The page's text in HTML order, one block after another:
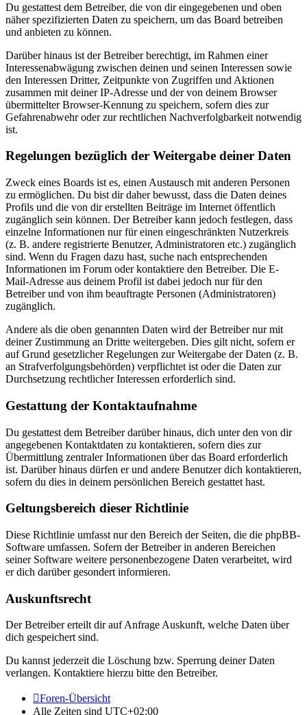
Du gestattest dem Betreiber, die von dir eingegebenen und oben
näher spezifizierten Daten zu speichern, um das Board betreiben
und anbieten zu können.
Darüber hinaus ist der Betreiber berechtigt, im Rahmen einer
Interessenabwägung zwischen deinen und seinen Interessen sowie
den Interessen Dritter, Zeitpunkte von Zugriffen und Aktionen
zusammen mit deiner IP-Adresse und der von deinem Browser
übermittelter Browser-Kennung zu speichern, sofern dies zur
Gefahrenabwehr oder zur rechtlichen Nachverfolgbarkeit notwendig
ist.
Regelungen bezüglich der Weitergabe deiner Daten
Zweck eines Boards ist es, einen Austausch mit anderen Personen
zu ermöglichen. Du bist dir daher bewusst, dass die Daten deines
Profils und die von dir erstellten Beiträge im Internet öffentlich
zugänglich sein können. Der Betreiber kann jedoch festlegen, dass
einzelne Informationen nur für einen eingeschränkten Nutzerkreis
(z. B. andere registrierte Benutzer, Administratoren etc.) zugänglich
sind. Wenn du Fragen dazu hast, suche nach entsprechenden
Informationen im Forum oder kontaktiere den Betreiber. Die E-
Mail-Adresse aus deinem Profil ist dabei jedoch nur für den
Betreiber und von ihm beauftragte Personen (Administratoren)
zugänglich.
Andere als die oben genannten Daten wird der Betreiber nur mit
deiner Zustimmung an Dritte weitergeben. Dies gilt nicht, sofern er
auf Grund gesetzlicher Regelungen zur Weitergabe der Daten (z. B.
an Strafverfolgungsbehörden) verpflichtet ist oder die Daten zur
Durchsetzung rechtlicher Interessen erforderlich sind.
Gestattung der Kontaktaufnahme
Du gestattest dem Betreiber darüber hinaus, dich unter den von dir
angegebenen Kontaktdaten zu kontaktieren, sofern dies zur
Übermittlung zentraler Informationen über das Board erforderlich
ist. Darüber hinaus dürfen er und andere Benutzer dich kontaktieren,
sofern du dies in deinem persönlichen Bereich gestattet hast.
Geltungsbereich dieser Richtlinie
Diese Richtlinie umfasst nur den Bereich der Seiten, die die phpBB-
Software umfassen. Sofern der Betreiber in anderen Bereichen
seiner Software weitere personenbezogene Daten verarbeitet, wird
er dich darüber gesondert informieren.
Auskunftsrecht
Der Betreiber erteilt dir auf Anfrage Auskunft, welche Daten über
dich gespeichert sind.
Du kannst jederzeit die Löschung bzw. Sperrung deiner Daten
verlangen. Kontaktiere hierzu bitte den Betreiber.
Foren-Übersicht
Alle Zeiten sind UTC+02:00